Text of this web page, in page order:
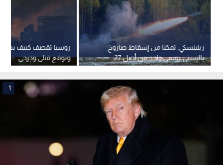
روسيا تقصف كييف
وتوقع قتلى وجرحى
زيلينسكي: تمكنا من إسقاط صاروخ
باليستي روسي واحد من أصل 27
1